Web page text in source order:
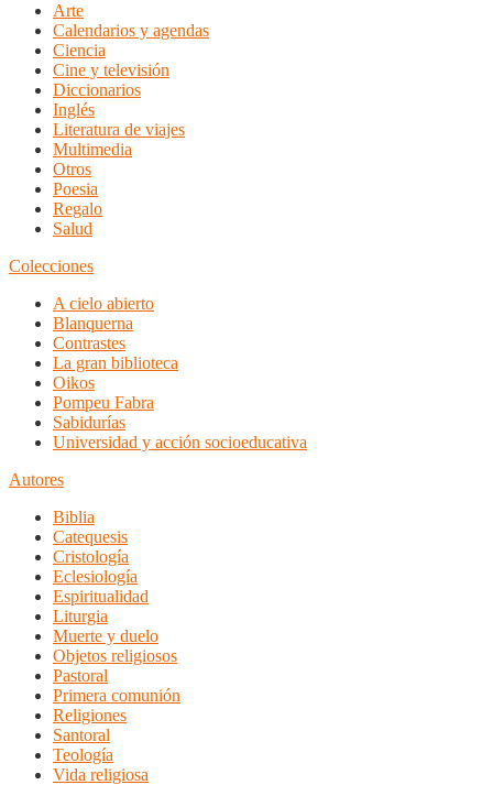
Arte
Calendarios y agendas
Ciencia
Cine y televisión
Diccionarios
Inglés
Literatura de viajes
Multimedia
Otros
Poesia
Regalo
Salud
Colecciones
A cielo abierto
Blanquerna
Contrastes
La gran biblioteca
Oikos
Pompeu Fabra
Sabidurías
Universidad y acción socioeducativa
Autores
Biblia
Catequesis
Cristología
Eclesiología
Espiritualidad
Liturgia
Muerte y duelo
Objetos religiosos
Pastoral
Primera comunión
Religiones
Santoral
Teología
Vida religiosa